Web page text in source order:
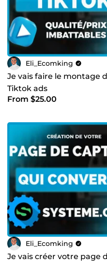
offrons à nos clients : des
impressionnantes,
leur lancement. 🤝 Prêt à
ensemble pour faire de
Eli_Ecomking
Je vais faire le montage
Tiktok ads
From $25.00
Eli_Ecomking
Je vais créer votre page